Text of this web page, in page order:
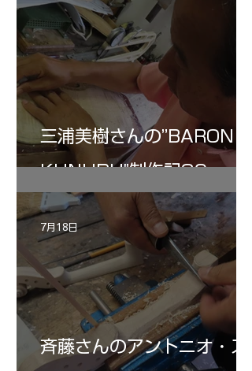
三浦美樹さんの”BARON・
KUNUPU"制作記30
斉藤さんのアントニオ・ス
7月18日